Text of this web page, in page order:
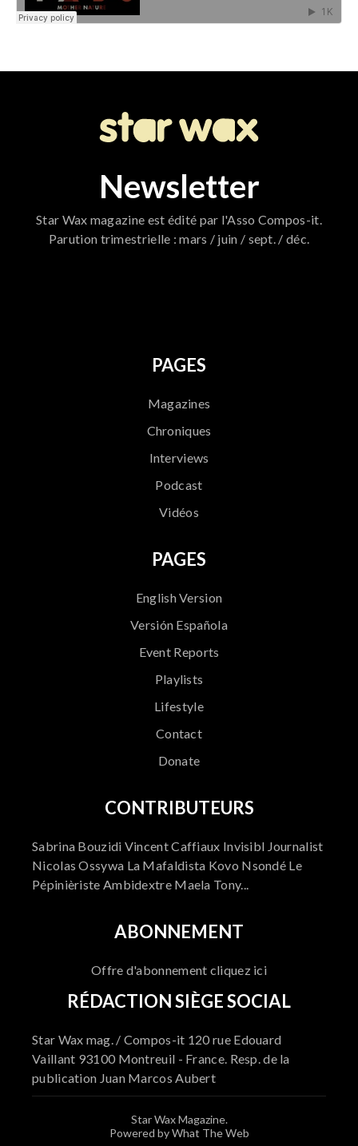
Newsletter
Star Wax magazine est édité par l'Asso Compos-it.
Parution trimestrielle : mars / juin / sept. / déc.
PAGES
Magazines
Chroniques
Interviews
Podcast
Vidéos
PAGES
English Version
Versión Española
Event Reports
Playlists
Lifestyle
Contact
Donate
CONTRIBUTEURS
Sabrina Bouzidi Vincent Caffiaux Invisibl Journalist
Nicolas Ossywa La Mafaldista Kovo Nsondé Le
Pépinièriste Ambidextre Maela Tony...
ABONNEMENT
Offre d'abonnement cliquez ici
RÉDACTION SIÈGE SOCIAL
Star Wax mag. / Compos-it 120 rue Edouard
Vaillant 93100 Montreuil - France. Resp. de la
publication Juan Marcos Aubert
Star Wax Magazine.
Powered by What The Web